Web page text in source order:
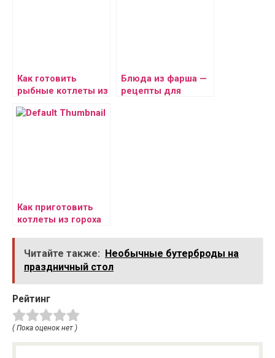
Как готовить
рыбные котлеты из
Блюда из фарша —
рецепты для
Как приготовить
котлеты из гороха
Читайте также:
Необычные бутерброды на
праздничный стол
Рейтинг
( Пока оценок нет )